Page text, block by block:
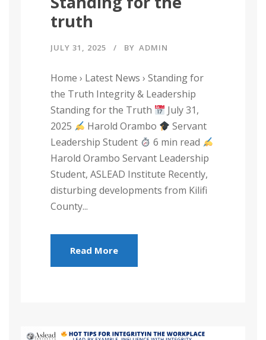
truth
JULY 31, 2025 BY ADMIN
Home › Latest News › Standing for
the Truth Integrity & Leadership
Standing for the Truth
July 31,
2025
Harold Orambo
Servant
Leadership Student
6 min read
Harold Orambo Servant Leadership
Student, ASLEAD Institute Recently,
disturbing developments from Kilifi
County...
Read More